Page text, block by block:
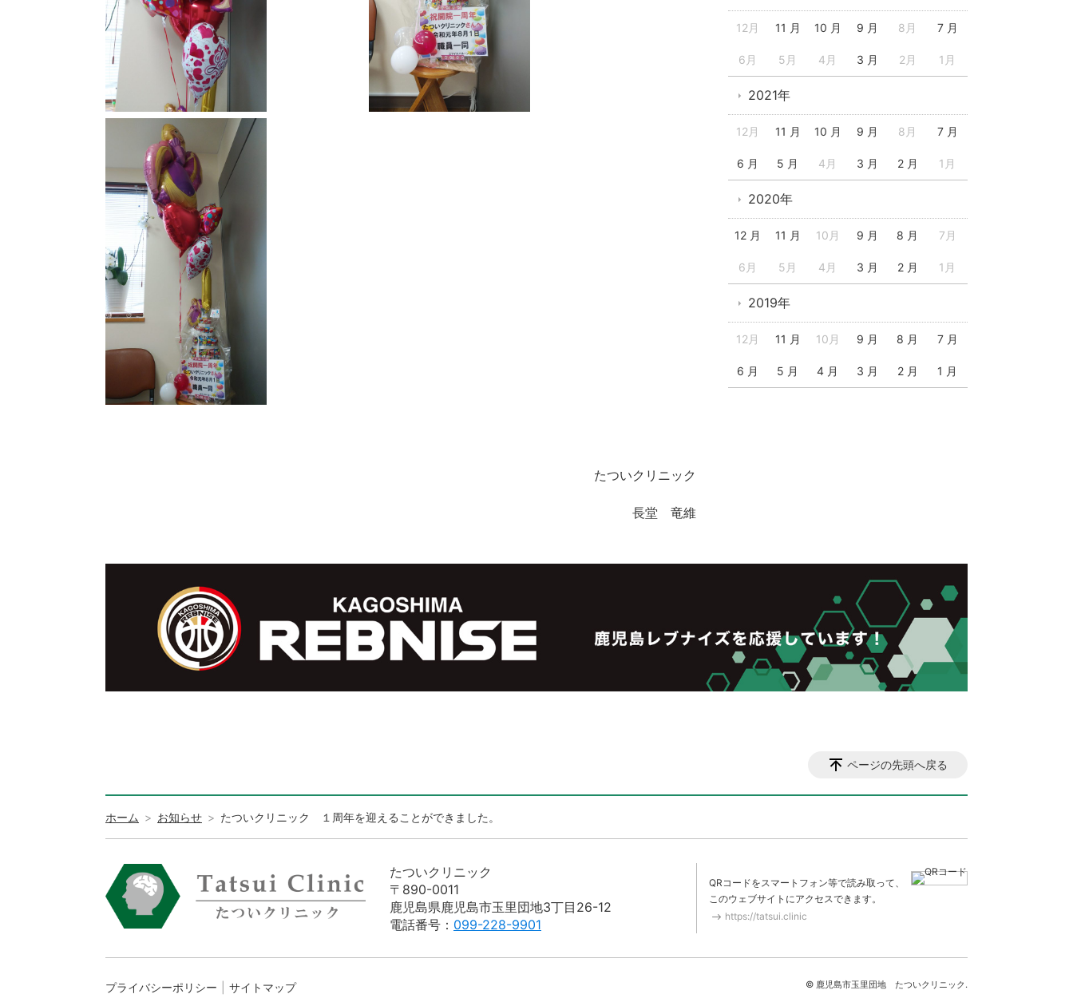
たついクリニック
長堂 竜維
12月 11 月 10 月 9 月 8月 7 月
6月 5月 4月 3 月 2月 1月
2021年
12月 11 月 10 月 9 月 8月 7 月
6 月 5 月 4月 3 月 2 月 1月
2020年
12 月 11 月 10月 9 月 8 月 7月
6月 5月 4月 3 月 2 月 1月
2019年
12月 11 月 10月 9 月 8 月 7 月
6 月 5 月 4 月 3 月 2 月 1 月
ページの先頭へ戻る
ホーム お知らせ たついクリニック １周年を迎えることができました。
たついクリニック
〒890-0011
鹿児島県鹿児島市玉里団地3丁目26-12
電話番号： 099-228-9901
QRコードをスマートフォン等で読み取って、
このウェブサイトにアクセスできます。
https://tatsui.clinic
プライバシーポリシー サイトマップ © 鹿児島市玉里団地 たついクリニック.